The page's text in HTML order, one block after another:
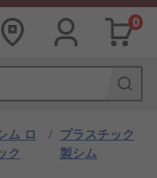
0
ム ロ
ク
/ プラスチック
製シム